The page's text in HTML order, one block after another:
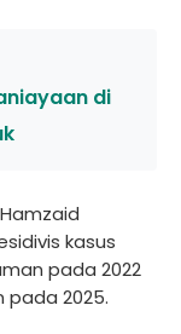
di
kasus
pada 2022
pada 2025.